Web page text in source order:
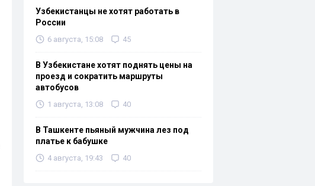
Узбекистанцы не хотят работать в
России
6 августа, 15:08 45
В Узбекистане хотят поднять цены на
проезд и сократить маршруты
автобусов
1 августа, 13:08 40
В Ташкенте пьяный мужчина лез под
платье к бабушке
4 августа, 19:43 40